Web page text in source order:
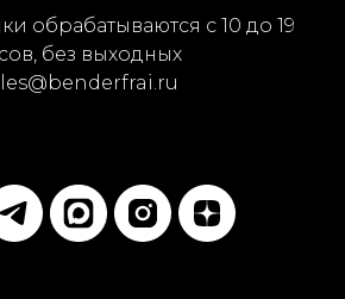
обрабатываются с 10 до 19
без выходных